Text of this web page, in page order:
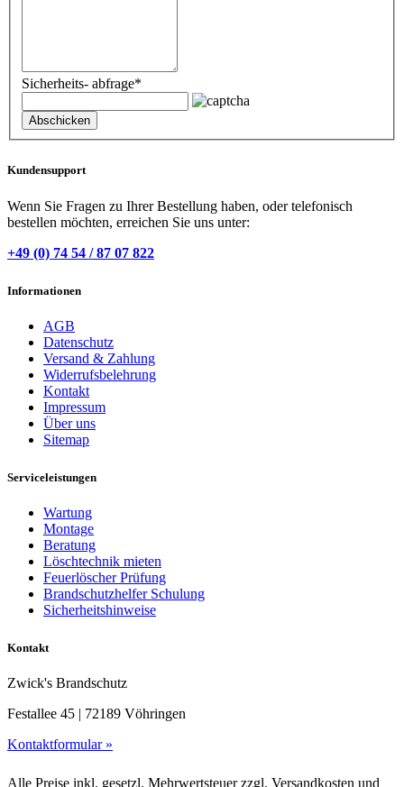
Sicherheits- abfrage*
Kundensupport
Wenn Sie Fragen zu Ihrer Bestellung haben, oder telefonisch
bestellen möchten, erreichen Sie uns unter:
+49 (0) 74 54 / 87 07 822
Informationen
AGB
Datenschutz
Versand & Zahlung
Widerrufsbelehrung
Kontakt
Impressum
Über uns
Sitemap
Serviceleistungen
Wartung
Montage
Beratung
Löschtechnik mieten
Feuerlöscher Prüfung
Brandschutzhelfer Schulung
Sicherheitshinweise
Kontakt
Zwick's Brandschutz
Festallee 45 | 72189 Vöhringen
Kontaktformular »
Alle Preise inkl. gesetzl. Mehrwertsteuer zzgl. Versandkosten und